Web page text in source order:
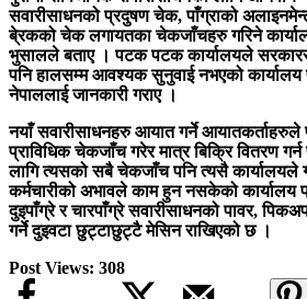
सवारीसाधनको प्रदुषण चेक, पाँग्राको
बे्रकको चेक लगायतका चेकजाँचहरु गरिने
भुसालले बताए । पटक पटक कार्यालयले सरकारसँग
पनि हालसम्म आवश्यक सुनुवाई नभएको
नेपाललाई जानकारी गराए ।
नयाँ सवारीसाधनहरु आयात गर्ने
प्राविधिक चेकजाँच गरेर मात्र बिक्रि वितरण
लागि त्यसको सबै चेकजाँच पनि त्यसै कार्यालयले
कर्मचारीको अभावले काम हुन नसकेको
दुइपाँग्रे र चारपाँग्रे सवारीसाधनको पावर,
गर्ने दुइवटा छुट्टाछुट्टै मेसिन राखिएको छ ।
Post Views: 308